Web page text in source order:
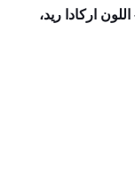
اركادا ريد،